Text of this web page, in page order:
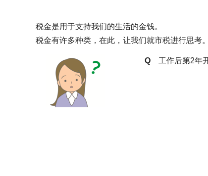
税金是用于支持我们的生活的金钱。
税金有许多种类，在此，让我们就市税进行思考。
Q 工作后第2年